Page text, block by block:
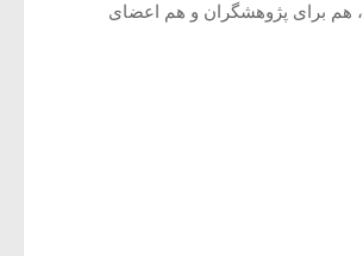
، هم برای پژوهشگران و هم اعضای